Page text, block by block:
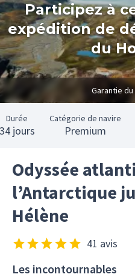
Participez à
expédition de
du
Garantie
Durée
jours
Catégorie de navire
Premium
Odyssée
l’Antarctique
Hélène
41 avis
Les incontournables